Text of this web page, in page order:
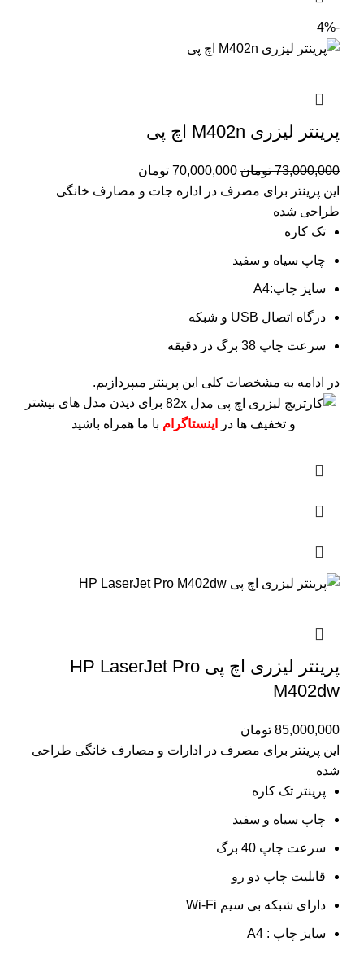
-4%
پرینتر لیزری M402n اچ پی
73,000,000 تومان 70,000,000 تومان
این پرینتر برای مصرف در اداره جات و مصارف خانگی
طراحی شده
تک کاره
چاپ سیاه و سفید
سایز چاپ:A4
درگاه اتصال USB و شبکه
سرعت چاپ 38 برگ در دقیقه
در ادامه به مشخصات کلی این پرینتر میپردازیم.
برای دیدن مدل های بیشتر
و تخفیف ها در
اینستاگرام با ما همراه باشید
پرینتر لیزری اچ پی HP LaserJet Pro
M402dw
85,000,000 تومان
این پرینتر برای مصرف در ادارات و مصارف خانگی طراحی
شده
پرینتر تک کاره
چاپ سیاه و سفید
سرعت چاپ 40 برگ
قابلیت چاپ دو رو
دارای شبکه بی سیم Wi-Fi
سایز چاپ : A4